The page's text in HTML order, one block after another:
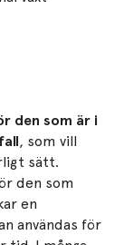
den som är i
, som vill
sätt.
den som
en
användas för